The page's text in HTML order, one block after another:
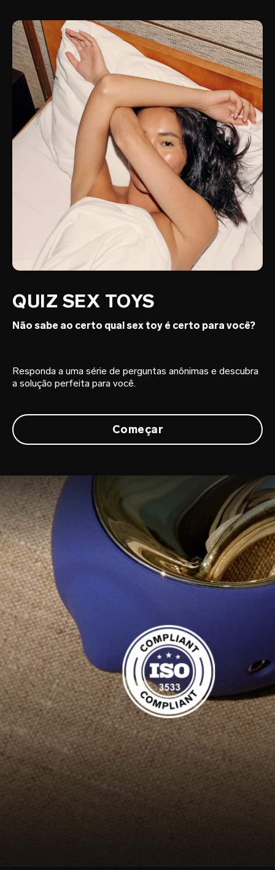
QUIZ SEX TOYS
Não sabe ao certo qual sex toy é certo para você?
Responda a uma série de perguntas anônimas e descubra
a solução perfeita para você.